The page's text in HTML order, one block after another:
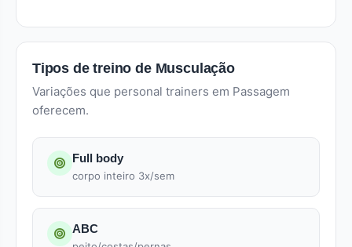
Tipos de treino de Musculação
Variações que personal trainers em Passagem
oferecem.
Full body
corpo inteiro 3x/sem
ABC